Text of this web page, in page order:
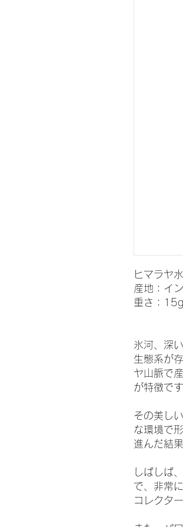
ヒマラヤ
産地：イ
重さ：15g
氷河、深
生態系が
ヤ山脈で
が特徴です
その美し
な環境で
進んだ結
しばしば
で、非常
コレクタ